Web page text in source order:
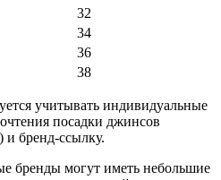
32
34
36
38
учитывать индивидуальные
посадки джинсов
и бренд-ссылку.
бренды могут иметь небольшие